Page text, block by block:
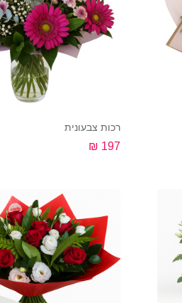
רכות צבעונית
197 ₪
קנה עכשיו